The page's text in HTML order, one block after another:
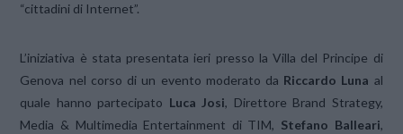
“cittadini di Internet”.
L’iniziativa è stata presentata ieri presso la Villa del Principe di
Genova nel corso di un evento moderato da Riccardo Luna al
quale hanno partecipato Luca Josi, Direttore Brand Strategy,
Media & Multimedia Entertainment di TIM, Stefano Balleari,